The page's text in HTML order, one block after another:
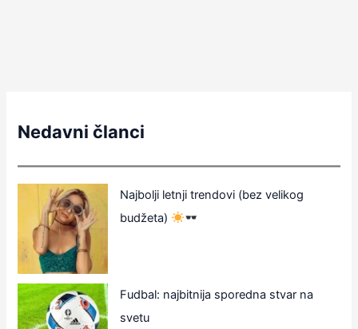
Nedavni članci
Najbolji letnji trendovi (bez velikog
budžeta)
Fudbal: najbitnija sporedna stvar na
svetu